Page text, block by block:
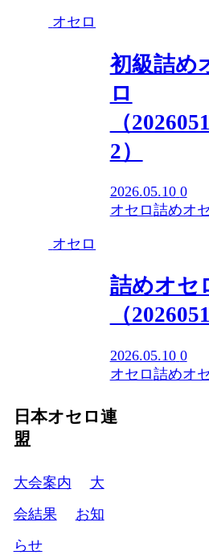
オセロ
初級詰め
ロ
（
2）
2026.05.10 0
オセロ詰めオ
オセロ
詰めオセ
（
2026.05.10 0
オセロ詰めオ
日本オセロ連
盟
大会案内
大
会結果
お知
らせ